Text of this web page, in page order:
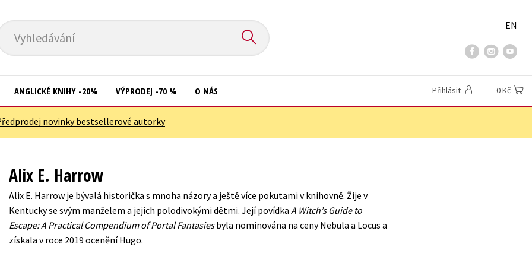
Vyhledávání
EN
New Adult
Ostatní
Počítače
Učebnice
Umění a kultura
ANGLICKÉ KNIHY -20% VÝPRODEJ -70 % O NÁS Přihlásit 0 Kč
novinky bestsellerové autorky
Alix E. Harrow
Alix E. Harrow je bývalá historička s mnoha názory a ještě více pokutami v knihovně. Žije v
Kentucky se svým manželem a jejich polodivokými dětmi. Její povídka A Witch’s Guide to
Escape: A Practical Compendium of Portal Fantasiesbyla nominována na ceny Nebula a Locus a
získala v roce 2019 ocenění Hugo.